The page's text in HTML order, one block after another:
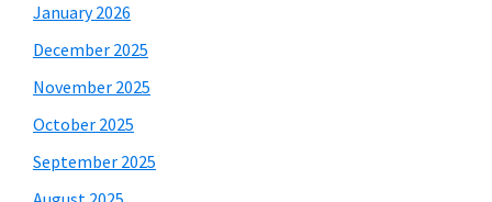
January 2026
December 2025
November 2025
October 2025
September 2025